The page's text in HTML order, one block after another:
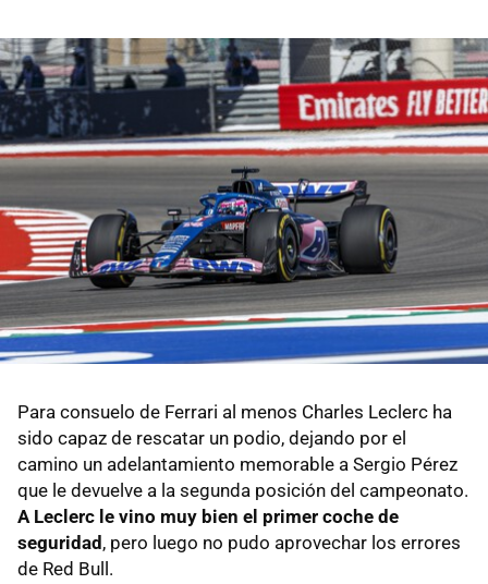
Para consuelo de Ferrari al menos Charles Leclerc ha
sido capaz de rescatar un podio, dejando por el
camino un adelantamiento memorable a Sergio Pérez
que le devuelve a la segunda posición del campeonato.
A Leclerc le vino muy bien el primer coche de
seguridad, pero luego no pudo aprovechar los errores
de Red Bull.